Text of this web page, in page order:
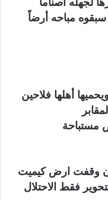
لجهله أصناما
مباحه أرضاً
أهلها فلاحين
مستباحة
وقفت ارض كيميت
فقط الاحتلال